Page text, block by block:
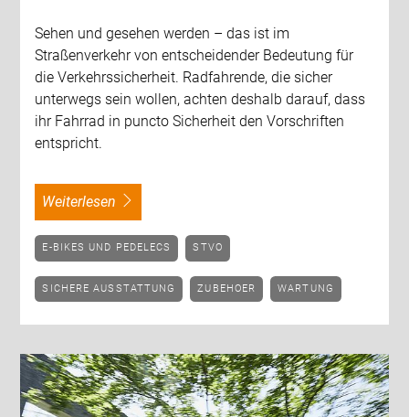
Sehen und gesehen werden – das ist im
Straßenverkehr von entscheidender Bedeutung für
die Verkehrssicherheit. Radfahrende, die sicher
unterwegs sein wollen, achten deshalb darauf, dass
ihr Fahrrad in puncto Sicherheit den Vorschriften
entspricht.
weiterlesen
E-BIKES UND PEDELECS STVO
SICHERE AUSSTATTUNG ZUBEHOER WARTUNG